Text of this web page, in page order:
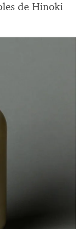
de Hinoki